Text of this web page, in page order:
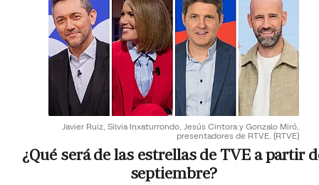
Javier Ruiz, Silvia Inxaturrondo, Jesús Cintora y Gonzalo Miró,
presentadores de RTVE. (RTVE)
¿Qué será de las estrellas de TVE a partir
septiembre?